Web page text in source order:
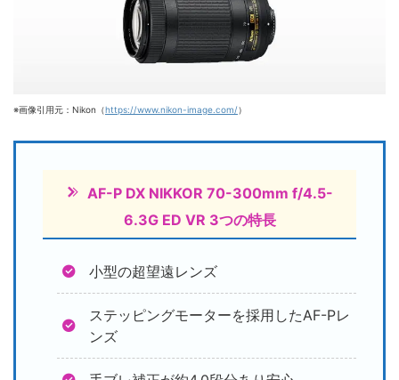
※画像引用元：Nikon（https://www.nikon-image.com/）
AF-P DX NIKKOR 70-300mm f/4.5-
6.3G ED VR 3つの特長
小型の超望遠レンズ
ステッピングモーターを採用したAF-Pレ
ンズ